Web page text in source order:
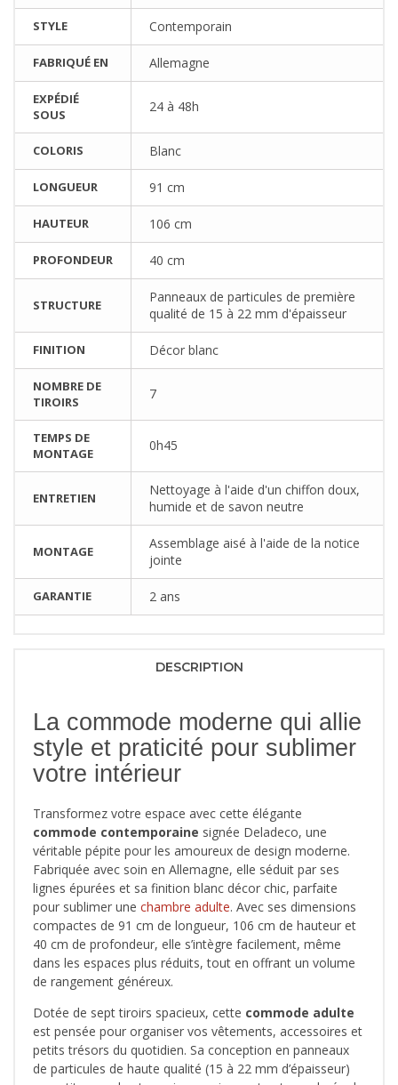
STYLE Contemporain
FABRIQUÉ EN Allemagne
EXPÉDIÉ
SOUS
24 à 48h
COLORIS Blanc
LONGUEUR 91 cm
HAUTEUR 106 cm
PROFONDEUR 40 cm
STRUCTURE
Panneaux de particules de première
qualité de 15 à 22 mm d'épaisseur
FINITION Décor blanc
NOMBRE DE
TIROIRS
7
TEMPS DE
MONTAGE
0h45
ENTRETIEN
Nettoyage à l'aide d'un chiffon doux,
humide et de savon neutre
MONTAGE
Assemblage aisé à l'aide de la notice
jointe
GARANTIE 2 ans
DESCRIPTION
La commode moderne qui allie
style et praticité pour sublimer
votre intérieur
Transformez votre espace avec cette élégante
commode contemporaine signée Deladeco, une
véritable pépite pour les amoureux de design moderne.
Fabriquée avec soin en Allemagne, elle séduit par ses
lignes épurées et sa finition blanc décor chic, parfaite
pour sublimer une chambre adulte. Avec ses dimensions
compactes de 91 cm de longueur, 106 cm de hauteur et
40 cm de profondeur, elle s’intègre facilement, même
dans les espaces plus réduits, tout en offrant un volume
de rangement généreux.
Dotée de sept tiroirs spacieux, cette commode adulte
est pensée pour organiser vos vêtements, accessoires et
petits trésors du quotidien. Sa conception en panneaux
de particules de haute qualité (15 à 22 mm d’épaisseur)